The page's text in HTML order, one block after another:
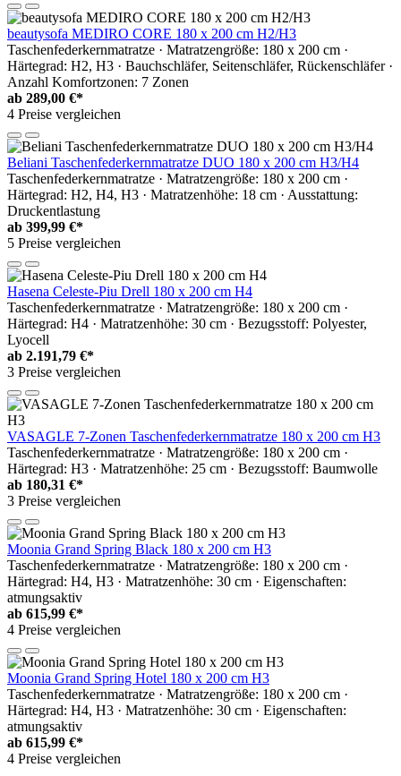
beautysofa MEDIRO CORE 180 x 200 cm H2/H3
Taschenfederkernmatratze · Matratzengröße: 180 x 200 cm ·
Härtegrad: H2, H3 · Bauchschläfer, Seitenschläfer, Rückenschläfer ·
Anzahl Komfortzonen: 7 Zonen
ab 289,00 €*
4 Preise vergleichen
Beliani Taschenfederkernmatratze DUO 180 x 200 cm H3/H4
Taschenfederkernmatratze · Matratzengröße: 180 x 200 cm ·
Härtegrad: H2, H4, H3 · Matratzenhöhe: 18 cm · Ausstattung:
Druckentlastung
ab 399,99 €*
5 Preise vergleichen
Hasena Celeste-Piu Drell 180 x 200 cm H4
Taschenfederkernmatratze · Matratzengröße: 180 x 200 cm ·
Härtegrad: H4 · Matratzenhöhe: 30 cm · Bezugsstoff: Polyester,
Lyocell
ab 2.191,79 €*
3 Preise vergleichen
VASAGLE 7-Zonen Taschenfederkernmatratze 180 x 200 cm H3
Taschenfederkernmatratze · Matratzengröße: 180 x 200 cm ·
Härtegrad: H3 · Matratzenhöhe: 25 cm · Bezugsstoff: Baumwolle
ab 180,31 €*
3 Preise vergleichen
Moonia Grand Spring Black 180 x 200 cm H3
Taschenfederkernmatratze · Matratzengröße: 180 x 200 cm ·
Härtegrad: H4, H3 · Matratzenhöhe: 30 cm · Eigenschaften:
atmungsaktiv
ab 615,99 €*
4 Preise vergleichen
Moonia Grand Spring Hotel 180 x 200 cm H3
Taschenfederkernmatratze · Matratzengröße: 180 x 200 cm ·
Härtegrad: H4, H3 · Matratzenhöhe: 30 cm · Eigenschaften:
atmungsaktiv
ab 615,99 €*
4 Preise vergleichen